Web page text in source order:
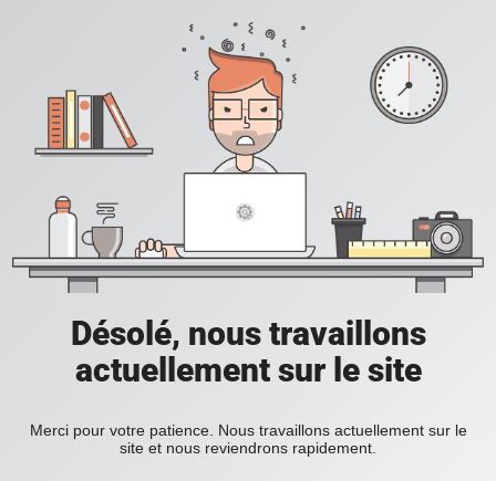
Désolé, nous travaillons
actuellement sur le site
Merci pour votre patience. Nous travaillons actuellement sur le
site et nous reviendrons rapidement.